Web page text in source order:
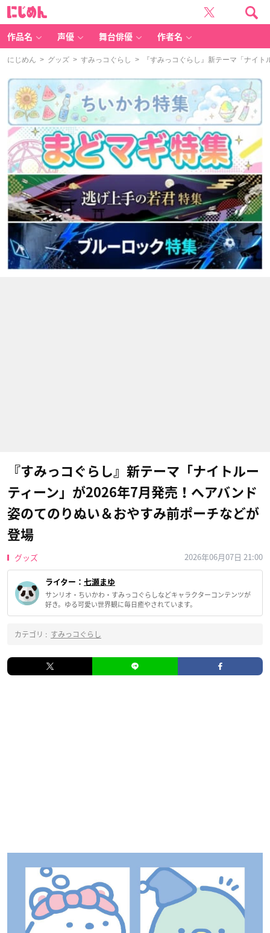
作品名 声優 舞台俳優 作者名
にじめん > グッズ > すみっコぐらし > 『すみっコぐらし』新テーマ「ナイト
『すみっコぐらし』新テーマ「ナイトルー
ティーン」が2026年7月発売！ヘアバンド
姿のてのりぬい＆おやすみ前ポーチなどが
登場
グッズ 2026年06月07日 21:00
ライター： 七瀬まゆ
サンリオ・ちいかわ・すみっコぐらしなどキャラクターコンテンツが
好き。ゆる可愛い世界観に毎日癒やされています。
カテゴリ : すみっコぐらし